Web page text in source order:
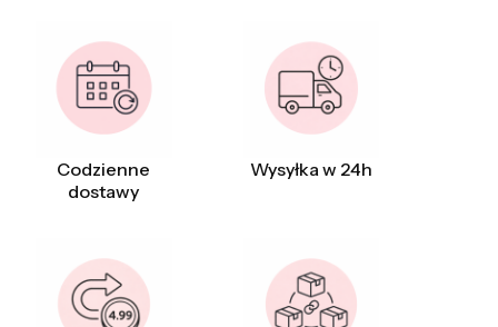
Codzienne
dostawy
Wysyłka w 24h